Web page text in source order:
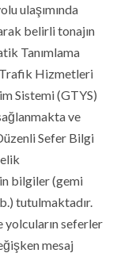
ulaşımında
belirli tonajın
Tanımlama
Trafik Hizmetleri
Sistemi (GTYS)
ve
Sefer Bilgi
bilgiler (gemi
tutulmaktadır.
yolcuların seferler
mesaj